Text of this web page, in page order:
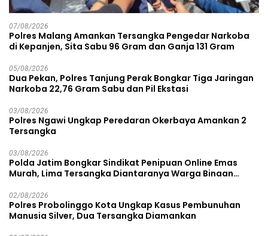
07/08/2026
Polres Malang Amankan Tersangka Pengedar Narkoba
di Kepanjen, Sita Sabu 96 Gram dan Ganja 131 Gram
05/08/2026
Dua Pekan, Polres Tanjung Perak Bongkar Tiga Jaringan
Narkoba 22,76 Gram Sabu dan Pil Ekstasi
03/08/2026
Polres Ngawi Ungkap Peredaran Okerbaya Amankan 2
Tersangka
03/08/2026
Polda Jatim Bongkar Sindikat Penipuan Online Emas
Murah, Lima Tersangka Diantaranya Warga Binaan
02/08/2026
Polres Probolinggo Kota Ungkap Kasus Pembunuhan
Manusia Silver, Dua Tersangka Diamankan